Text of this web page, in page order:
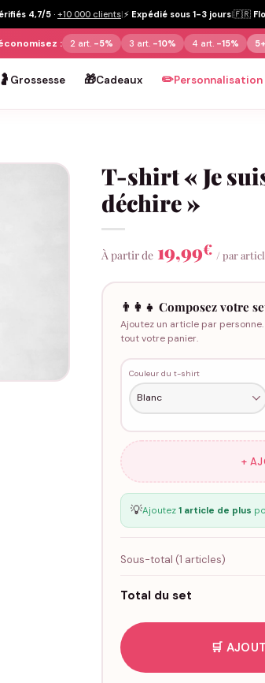
4,7/5 · +10 000 clients|⚡ Expédié sous 1-3 jours|🇫🇷
: 2 art. -5% 3 art. -10% 4 art. -15%
🤰 Grossesse 🎁Cadeaux ✏️Personnalisation
T-shirt « Je
déchire »
À partir de 19,99€ / par
👨‍👩‍👧 Composez votre
Ajoutez un article par
tout votre panier.
Couleur du t-shirt
+
💡Ajoutez 1 article de plus
Sous-total (1 articles)
Total du set
🛒